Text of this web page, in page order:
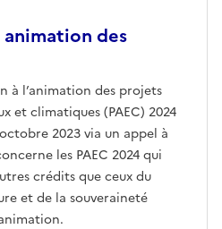
des
à l’animation des projets
et climatiques (PAEC) 2024
2023 via un appel à
les PAEC 2024 qui
crédits que ceux du
et de la souveraineté